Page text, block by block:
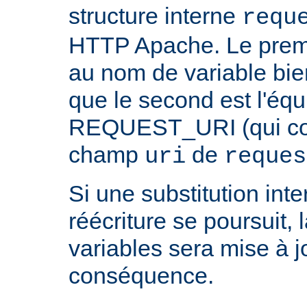
structure interne
HTTP Apache. Le
au nom de variable
que le second est
REQUEST_URI (qui
champ uri de
Si une substitution
réécriture se poursuit,
variables sera mise à
conséquence.